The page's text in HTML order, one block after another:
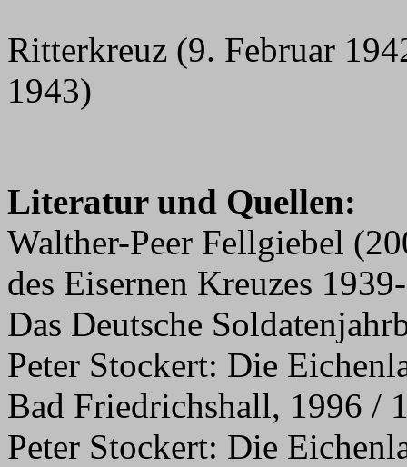
Ritterkreuz (9. Februar
1943)
Literatur und Quellen:
Walther-Peer Fellgiebel
des Eisernen Kreuzes
Das Deutsche
Peter Stockert: Die
Bad Friedrichshall, 1996 /
Peter Stockert: Die